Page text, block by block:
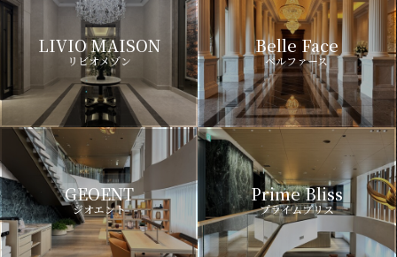
LIVIO MAISON
リビオメゾン
Belle Face
ベルファース
GEOENT
ジオエント
Prime Bliss
プライムブリス